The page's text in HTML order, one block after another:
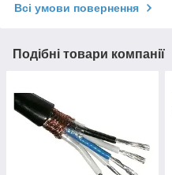
Всі умови повернення
Подібні товари компанії